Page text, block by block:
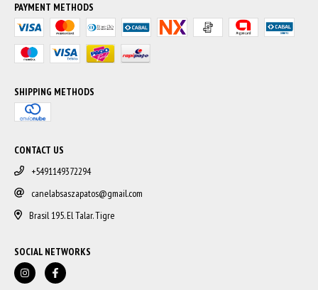
PAYMENT METHODS
SHIPPING METHODS
CONTACT US
+5491149372294
canelabsaszapatos@gmail.com
Brasil 195. El Talar. Tigre
SOCIAL NETWORKS